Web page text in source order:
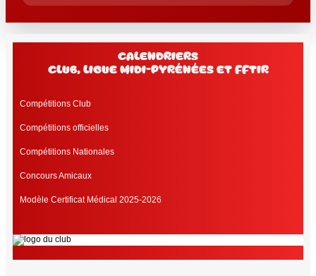
Calendriers
club, Ligue Midi-Pyrénées et FFtir
Compétitions Club
Compétitions officielles
Compétitions Nationales
Concours Amicaux
Modèle Certificat Médical 2025-2026